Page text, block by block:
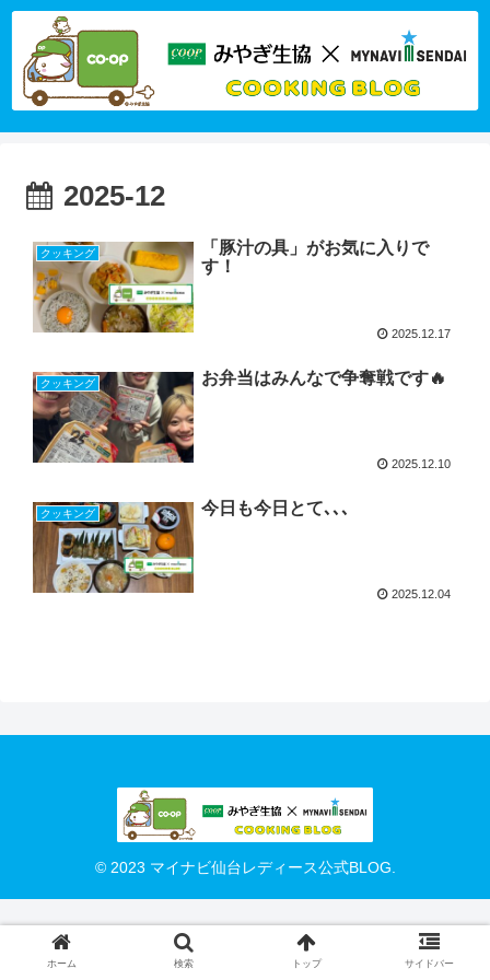
2025-12
クッキング
「豚汁の具」がお気に入りで
す！
2025.12.17
クッキング お弁当はみんなで争奪戦です🔥
2025.12.10
クッキング 今日も今日とて､､､
2025.12.04
© 2023 マイナビ仙台レディース公式BLOG.
ホーム 検索 トップ サイドバー